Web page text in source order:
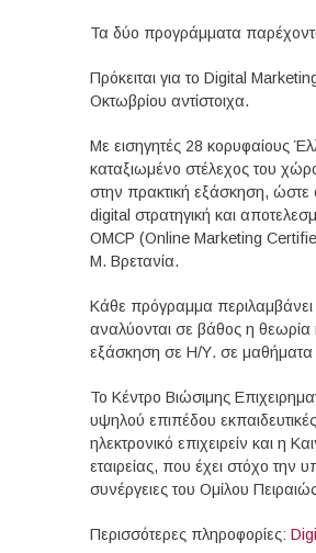
Τα δύο προγράμματα
Πρόκειται για το Digital
Οκτωβρίου αντίστοιχα.
Με εισηγητές 28 κορυφαίους
καταξιωμένο στέλεχος του
στην πρακτική εξάσκηση,
digital στρατηγική και
OMCP (Online Marketing
Μ. Βρετανία.
Κάθε πρόγραμμα
αναλύονται σε βάθος η θεωρία
εξάσκηση σε Η/Υ. σε
Το Κέντρο Βιώσιμης
υψηλού επιπέδου
ηλεκτρονικό επιχειρείν και η
εταιρείας, που έχει στόχο την
συνέργειες του Ομίλου
Περισσότερες πληροφορίες: